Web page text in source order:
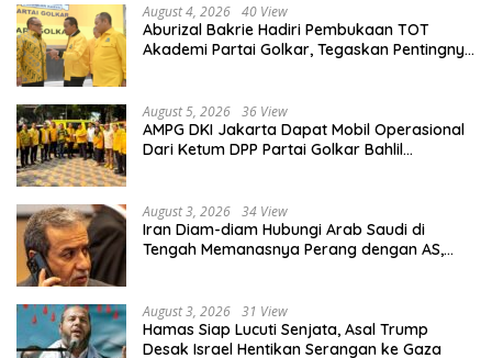
August 4, 2026 40 View
Aburizal Bakrie Hadiri Pembukaan TOT
Akademi Partai Golkar, Tegaskan Pentingnya
August 5, 2026 36 View
AMPG DKI Jakarta Dapat Mobil Operasional
Dari Ketum DPP Partai Golkar Bahlil
August 3, 2026 34 View
Iran Diam-diam Hubungi Arab Saudi di
Tengah Memanasnya Perang dengan AS,
August 3, 2026 31 View
Hamas Siap Lucuti Senjata, Asal Trump
Desak Israel Hentikan Serangan ke Gaza